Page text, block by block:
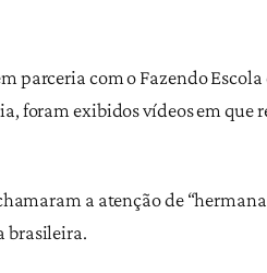
parceria com o Fazendo
foram exibidos vídeos em que
a atenção de
brasileira.